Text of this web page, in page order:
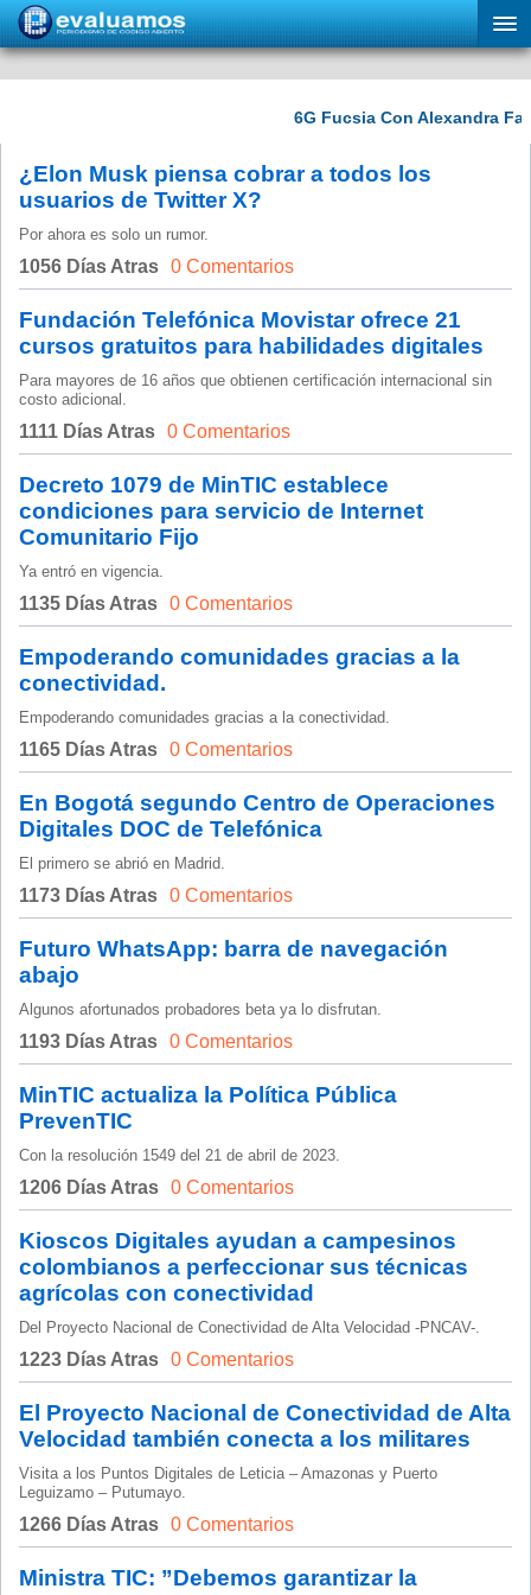
¿Elon Musk piensa cobrar a todos los
usuarios de Twitter X?
Por ahora es solo un rumor.
1056 Días Atras 0 Comentarios
Fundación Telefónica Movistar ofrece 21
cursos gratuitos para habilidades digitales
Para mayores de 16 años que obtienen certificación internacional sin
costo adicional.
1111 Días Atras 0 Comentarios
Decreto 1079 de MinTIC establece
condiciones para servicio de Internet
Comunitario Fijo
Ya entró en vigencia.
1135 Días Atras 0 Comentarios
Empoderando comunidades gracias a la
conectividad.
Empoderando comunidades gracias a la conectividad.
1165 Días Atras 0 Comentarios
En Bogotá segundo Centro de Operaciones
Digitales DOC de Telefónica
El primero se abrió en Madrid.
1173 Días Atras 0 Comentarios
Futuro WhatsApp: barra de navegación
abajo
Algunos afortunados probadores beta ya lo disfrutan.
1193 Días Atras 0 Comentarios
MinTIC actualiza la Política Pública
PrevenTIC
Con la resolución 1549 del 21 de abril de 2023.
1206 Días Atras 0 Comentarios
Kioscos Digitales ayudan a campesinos
colombianos a perfeccionar sus técnicas
agrícolas con conectividad
Del Proyecto Nacional de Conectividad de Alta Velocidad -PNCAV-.
1223 Días Atras 0 Comentarios
El Proyecto Nacional de Conectividad de Alta
Velocidad también conecta a los militares
Visita a los Puntos Digitales de Leticia – Amazonas y Puerto
Leguizamo – Putumayo.
1266 Días Atras 0 Comentarios
Ministra TIC: ”Debemos garantizar la